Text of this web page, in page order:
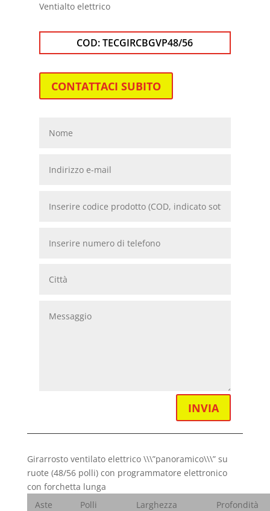
Ventialto elettrico
COD:TECGIRCBGVP48/56
CONTATTACI SUBITO
INVIA
Girarrosto ventilato elettrico \\\”panoramico\\\” su
ruote (48/56 polli) con programmatore elettronico
con forchetta lunga
Aste
Polli
Larghezza
Profondità